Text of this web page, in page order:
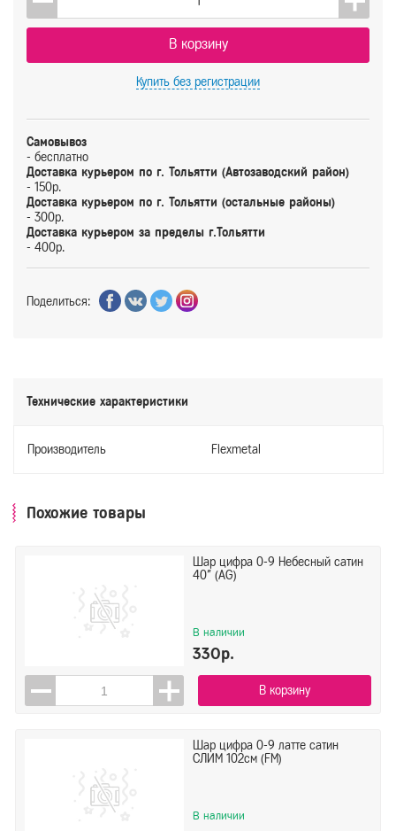
В корзину
Купить без регистрации
Самовывоз
- бесплатно
Доставка курьером по г. Тольятти (Автозаводский район)
- 150р.
Доставка курьером по г. Тольятти (остальные районы)
- 300р.
Доставка курьером за пределы г.Тольятти
- 400р.
Поделиться:
Технические характеристики
Производитель Flexmetal
Похожие товары
Шар цифра 0-9 Небесный сатин
40" (AG)
В наличии
330р.
В корзину
Шар цифра 0-9 латте сатин
СЛИМ 102см (FM)
В наличии